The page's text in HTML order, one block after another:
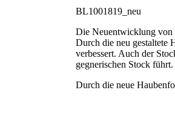
BL1001819_neu
Die Neuentwicklung von
Durch die neu gestaltete
verbessert. Auch der
gegnerischen Stock
Durch die neue